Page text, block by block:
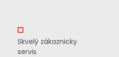
Skvelý zákaznicky
servis